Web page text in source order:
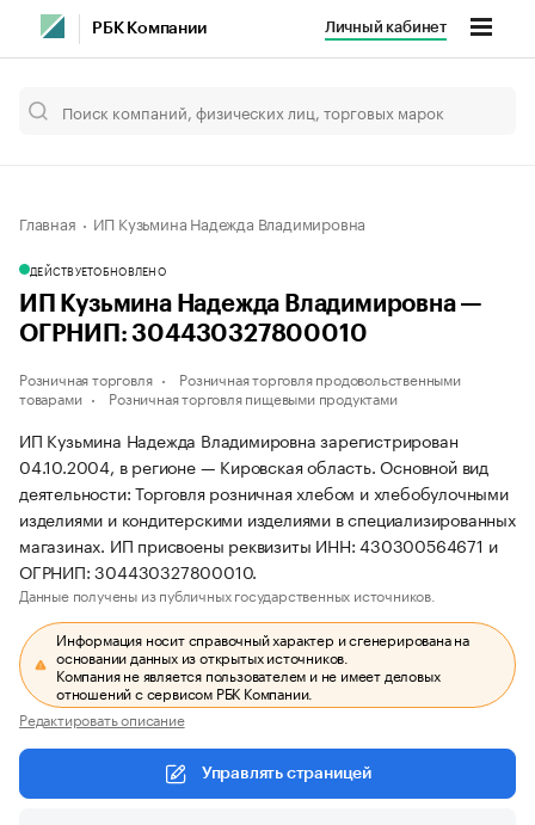
РБК Компании Личный кабинет
Главная ИП Кузьмина Надежда Владимировна
ДЕЙСТВУЕТОБНОВЛЕНО
ИП Кузьмина Надежда Владимировна —
ОГРНИП: 304430327800010
Розничная торговля
Розничная торговля продовольственными
товарами
Розничная торговля пищевыми продуктами
ИП Кузьмина Надежда Владимировна зарегистрирован
04.10.2004, в регионе — Кировская область. Основной вид
деятельности: Торговля розничная хлебом и хлебобулочными
изделиями и кондитерскими изделиями в специализированных
магазинах. ИП присвоены реквизиты ИНН: 430300564671 и
ОГРНИП: 304430327800010.
Данные получены из публичных государственных источников.
Информация носит справочный характер и сгенерирована на
основании данных из открытых источников.
Компания не является пользователем и не имеет деловых
отношений с сервисом РБК Компании.
Редактировать описание
Управлять страницей